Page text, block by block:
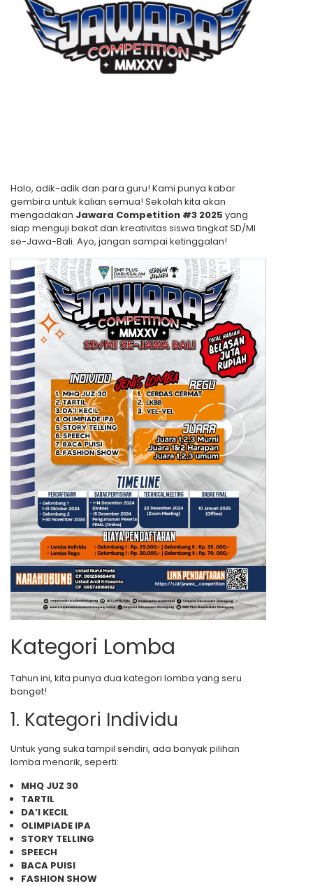
Halo, adik-adik dan para guru! Kami punya kabar
gembira untuk kalian semua! Sekolah kita akan
mengadakan Jawara Competition #3 2025 yang
siap menguji bakat dan kreativitas siswa tingkat SD/MI
se-Jawa-Bali. Ayo, jangan sampai ketinggalan!
Kategori Lomba
Tahun ini, kita punya dua kategori lomba yang seru
banget!
1. Kategori Individu
Untuk yang suka tampil sendiri, ada banyak pilihan
lomba menarik, seperti:
MHQ JUZ 30
TARTIL
DA’I KECIL
OLIMPIADE IPA
STORY TELLING
SPEECH
BACA PUISI
FASHION SHOW